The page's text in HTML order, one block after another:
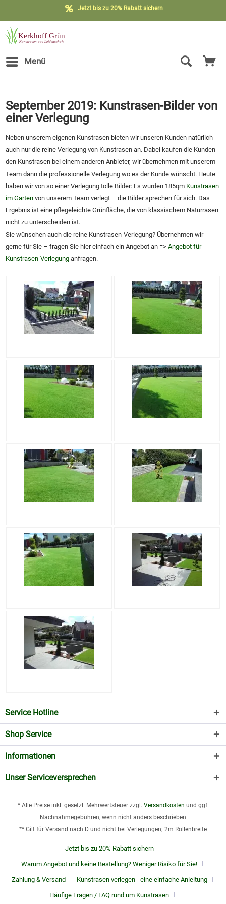
Jetzt bis zu 20% Rabatt sichern
Menü
September 2019: Kunstrasen-Bilder von
einer Verlegung
Neben unserem eigenen Kunstrasen bieten wir unseren Kunden natürlich
auch nur die reine Verlegung von Kunstrasen an. Dabei kaufen die Kunden
den Kunstrasen bei einem anderen Anbieter, wir übernehmen mit unserem
Team dann die professionelle Verlegung wo es der Kunde wünscht. Heute
haben wir von so einer Verlegung tolle Bilder: Es wurden 185qm Kunstrasen
im Garten von unserem Team verlegt – die Bilder sprechen für sich. Das
Ergebnis ist eine pflegeleichte Grünfläche, die von klassischem Naturrasen
nicht zu unterscheiden ist.
Sie wünschen auch die reine Kunstrasen-Verlegung? Übernehmen wir
gerne für Sie – fragen Sie hier einfach ein Angebot an => Angebot für
Kunstrasen-Verlegung anfragen.
Service Hotline
Shop Service
Informationen
Unser Serviceversprechen
* Alle Preise inkl. gesetzl. Mehrwertsteuer zzgl. Versandkosten und ggf.
Nachnahmegebühren, wenn nicht anders beschrieben
** Gilt für Versand nach D und nicht bei Verlegungen; 2m Rollenbreite
Jetzt bis zu 20% Rabatt sichern
Warum Angebot und keine Bestellung? Weniger Risiko für Sie!
Zahlung & Versand Kunstrasen verlegen - eine einfache Anleitung
Häufige Fragen / FAQ rund um Kunstrasen